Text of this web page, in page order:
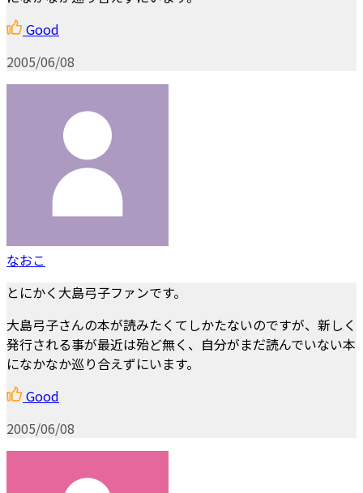
Good
2005/06/08
なおこ
とにかく大島弓子ファンです。
大島弓子さんの本が読みたくてしかたないのですが、新しく
発行される事が最近は殆ど無く、自分がまだ読んでいない本
になかなか巡り合えずにいます。
Good
2005/06/08